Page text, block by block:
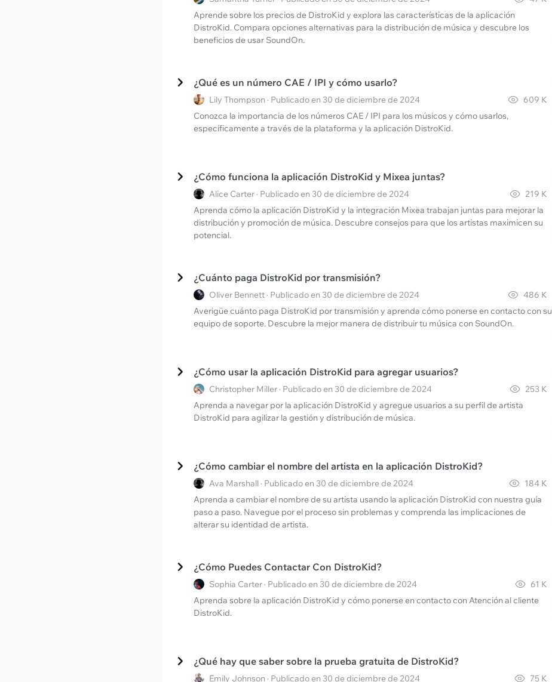
Aprende sobre los precios de DistroKid y explora las características de la aplicación
DistroKid. Compara opciones alternativas para la distribución de música y descubre los
beneficios de usar SoundOn.
¿Qué es un número CAE / IPI y cómo usarlo?
Lily Thompson · Publicado en 30 de diciembre de 2024
609 K
Conozca la importancia de los números CAE / IPI para los músicos y cómo usarlos,
específicamente a través de la plataforma y la aplicación DistroKid.
¿Cómo funciona la aplicación DistroKid y Mixea juntas?
Alice Carter · Publicado en 30 de diciembre de 2024
219 K
Aprenda cómo la aplicación DistroKid y la integración Mixea trabajan juntas para mejorar la
distribución y promoción de música. Descubre consejos para que los artistas maximicen su
potencial.
¿Cuánto paga DistroKid por transmisión?
Oliver Bennett · Publicado en 30 de diciembre de 2024
486 K
Averigüe cuánto paga DistroKid por transmisión y aprenda cómo ponerse en contacto con su
equipo de soporte. Descubre la mejor manera de distribuir tu música con SoundOn.
¿Cómo usar la aplicación DistroKid para agregar usuarios?
Christopher Miller · Publicado en 30 de diciembre de 2024
253 K
Aprenda a navegar por la aplicación DistroKid y agregue usuarios a su perfil de artista
DistroKid para agilizar la gestión y distribución de música.
¿Cómo cambiar el nombre del artista en la aplicación DistroKid?
Ava Marshall · Publicado en 30 de diciembre de 2024
184 K
Aprenda a cambiar el nombre de su artista usando la aplicación DistroKid con nuestra guía
paso a paso. Navegue por el proceso sin problemas y comprenda las implicaciones de
alterar su identidad de artista.
¿Cómo Puedes Contactar Con DistroKid?
Sophia Carter · Publicado en 30 de diciembre de 2024
61 K
Aprenda sobre la aplicación DistroKid y cómo ponerse en contacto con Atención al cliente
DistroKid.
¿Qué hay que saber sobre la prueba gratuita de DistroKid?
Emily Johnson · Publicado en 30 de diciembre de 2024
75 K